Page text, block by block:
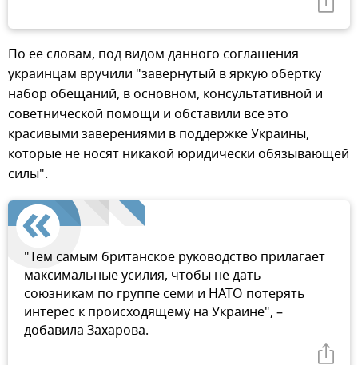
По ее словам, под видом данного соглашения
украинцам вручили "завернутый в яркую обертку
набор обещаний, в основном, консультативной и
советнической помощи и обставили все это
красивыми заверениями в поддержке Украины,
которые не носят никакой юридически обязывающей
силы".
"Тем самым британское руководство прилагает
максимальные усилия, чтобы не дать
союзникам по группе семи и НАТО потерять
интерес к происходящему на Украине", –
добавила Захарова.